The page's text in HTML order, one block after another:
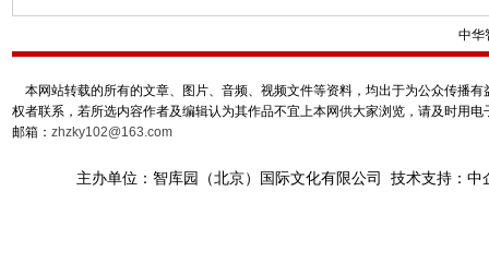
中华
本网站转载的所有的文章、图片、音频、视频文件等资料，均出于为公众传播
权者联系，若所选内容作者及编辑认为其作品不宜上本网供大家浏览，请及时用
邮箱： zhzky102@163.com
主办单位：智库园（北京）国际文化有限公司 技术支持：